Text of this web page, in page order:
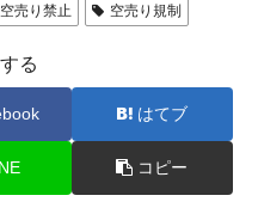
空売り禁止 空売り規制
る
はてブ
コピー